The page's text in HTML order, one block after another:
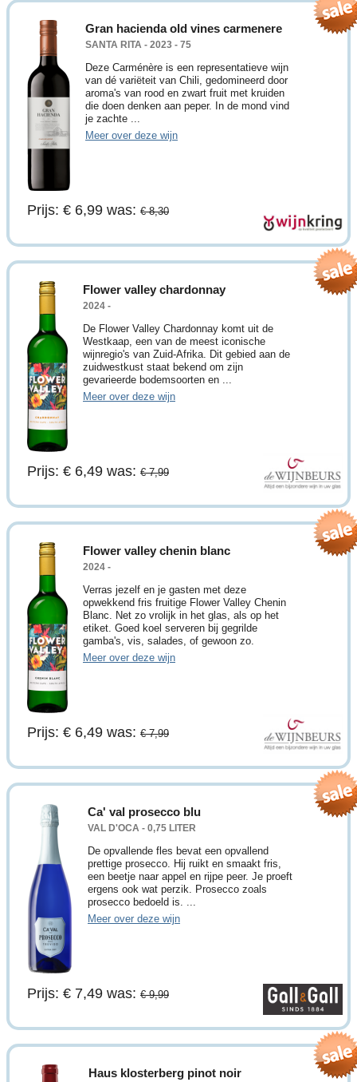
Gran hacienda old vines carmenere
SANTA RITA - 2023 - 75
Deze Carménère is een representatieve wijn
van dé variëteit van Chili, gedomineerd door
aroma's van rood en zwart fruit met kruiden
die doen denken aan peper. In de mond vind
je zachte ...
Meer over deze wijn
Prijs: € 6,99 was: € 8,30
Flower valley chardonnay
2024 -
De Flower Valley Chardonnay komt uit de
Westkaap, een van de meest iconische
wijnregio's van Zuid-Afrika. Dit gebied aan de
zuidwestkust staat bekend om zijn
gevarieerde bodemsoorten en ...
Meer over deze wijn
Prijs: € 6,49 was: € 7,99
Flower valley chenin blanc
2024 -
Verras jezelf en je gasten met deze
opwekkend fris fruitige Flower Valley Chenin
Blanc. Net zo vrolijk in het glas, als op het
etiket. Goed koel serveren bij gegrilde
gamba's, vis, salades, of gewoon zo.
Meer over deze wijn
Prijs: € 6,49 was: € 7,99
Ca' val prosecco blu
VAL D'OCA - 0,75 LITER
De opvallende fles bevat een opvallend
prettige prosecco. Hij ruikt en smaakt fris,
een beetje naar appel en rijpe peer. Je proeft
ergens ook wat perzik. Prosecco zoals
prosecco bedoeld is. ...
Meer over deze wijn
Prijs: € 7,49 was: € 9,99
Haus klosterberg pinot noir